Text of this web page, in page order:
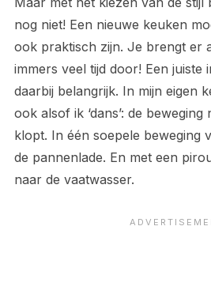
nog niet! Een nieuwe keuken
ook praktisch zijn. Je brengt er
immers veel tijd door! Een juiste
daarbij belangrijk. In mijn eigen
ook alsof ik ‘dans’: de beweging
klopt. In één soepele beweging
de pannenlade. En met een
naar de vaatwasser.